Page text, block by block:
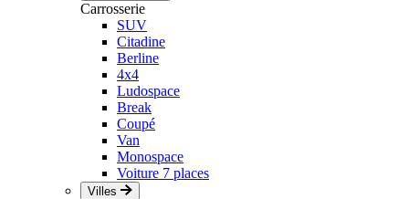
Carrosserie
SUV
Citadine
Berline
4x4
Ludospace
Break
Coupé
Van
Monospace
Voiture 7 places
Villes